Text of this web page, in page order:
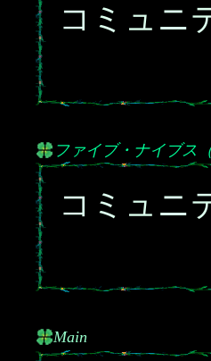
コミュニ
ファイブ・ナイブス
コミュニ
Main